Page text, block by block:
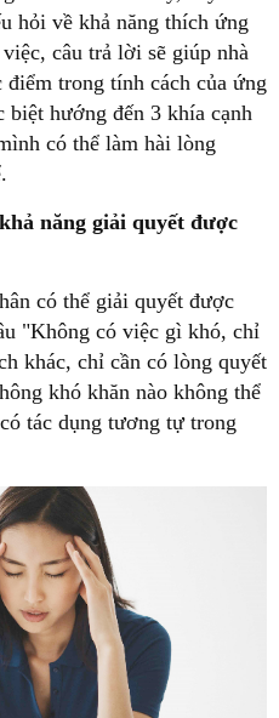
hỏi về khả năng thích ứng
câu trả lời sẽ giúp nhà
trong tính cách của ứng
hướng đến 3 khía cạnh
có thể làm hài lòng
năng giải quyết được
"Không có việc gì khó, chỉ
khác, chỉ cần có lòng quyết
khó khăn nào không thể
tác dụng tương tự trong